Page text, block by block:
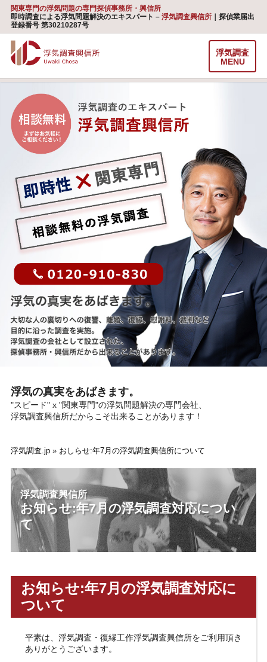
関東専門の浮気問題の専門探偵事務所・興信所
即時調査による浮気問題解決のエキスパート – 浮気調査興信所 ｜探偵業届出
登録番号 第30210287号
浮気調査
MENU
浮気の真実をあばきます。
"スピード" x "関東専門"の浮気問題解決の専門会社、
浮気調査興信所だからこそ出来ることがあります！
浮気調査.jp » おしらせ:年7月の浮気調査興信所について
浮気調査興信所
お知らせ:年7月の浮気調査対応につい
て
お知らせ:年7月の浮気調査対応に
ついて
平素は、浮気調査・復縁工作浮気調査興信所をご利用頂き
ありがとうございます。